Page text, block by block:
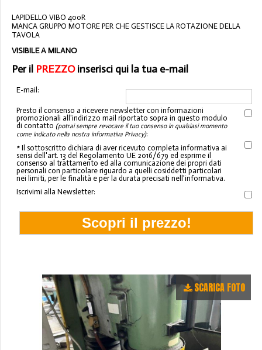
LAPIDELLO VIBO 400R
MANCA GRUPPO MOTORE PER CHE GESTISCE LA ROTAZIONE DELLA
TAVOLA
VISIBILE A MILANO
Per il PREZZOinserisci qui la tua e-mail
E-mail:
Presto il consenso a ricevere newsletter con informazioni
promozionali all'indirizzo mail riportato sopra in questo modulo
di contatto (potrai sempre revocare il tuo consenso in qualsiasi momento
come indicato nella nostra informativa Privacy):
* Il sottoscritto dichiara di aver ricevuto completa informativa ai
sensi dell'art. 13 del Regolamento UE 2016/679 ed esprime il
consenso al trattamento ed alla comunicazione dei propri dati
personali con particolare riguardo a quelli cosiddetti particolari
nei limiti, per le finalità e per la durata precisati nell'informativa.
Iscrivimi alla Newsletter:
SCARICA FOTO